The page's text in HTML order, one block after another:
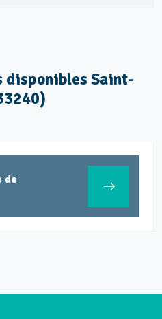
disponibles Saint-
de